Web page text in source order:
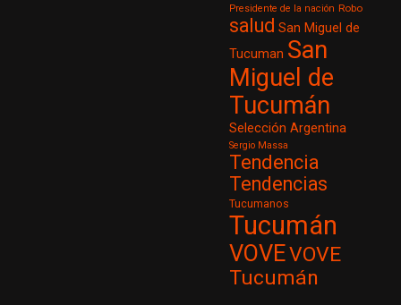
Presidente de la nación Robo
salud San Miguel de
Tucuman San
Miguel de
Tucumán
Selección Argentina
Sergio Massa
Tendencia
Tendencias
Tucumanos
Tucumán
VOVEVOVE
Tucumán